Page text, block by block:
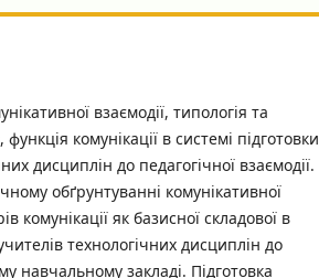
взаємодії, типологія та
комунікації в системі підготовки
дисциплін до педагогічної взаємодії.
обґрунтуванні комунікативної
комунікації як базисної складової в
технологічних дисциплін до
навчальному закладі. Підготовка